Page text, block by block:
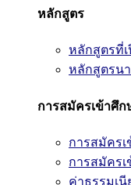
หลักสูตร
หลักสูตรที่
หลักสูตรน
การสมัครเข้าศึก
การสมัคร
การสมัคร
ค่าธรรมเ